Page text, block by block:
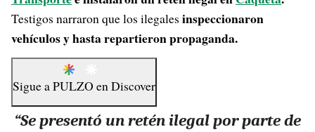
Testigos narraron que los ilegales inspeccionaron
vehículos y hasta repartieron propaganda.
Sigue aPULZO enDiscover
“Se presentó un retén ilegal por parte de